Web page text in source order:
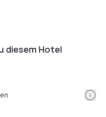
diesem Hotel